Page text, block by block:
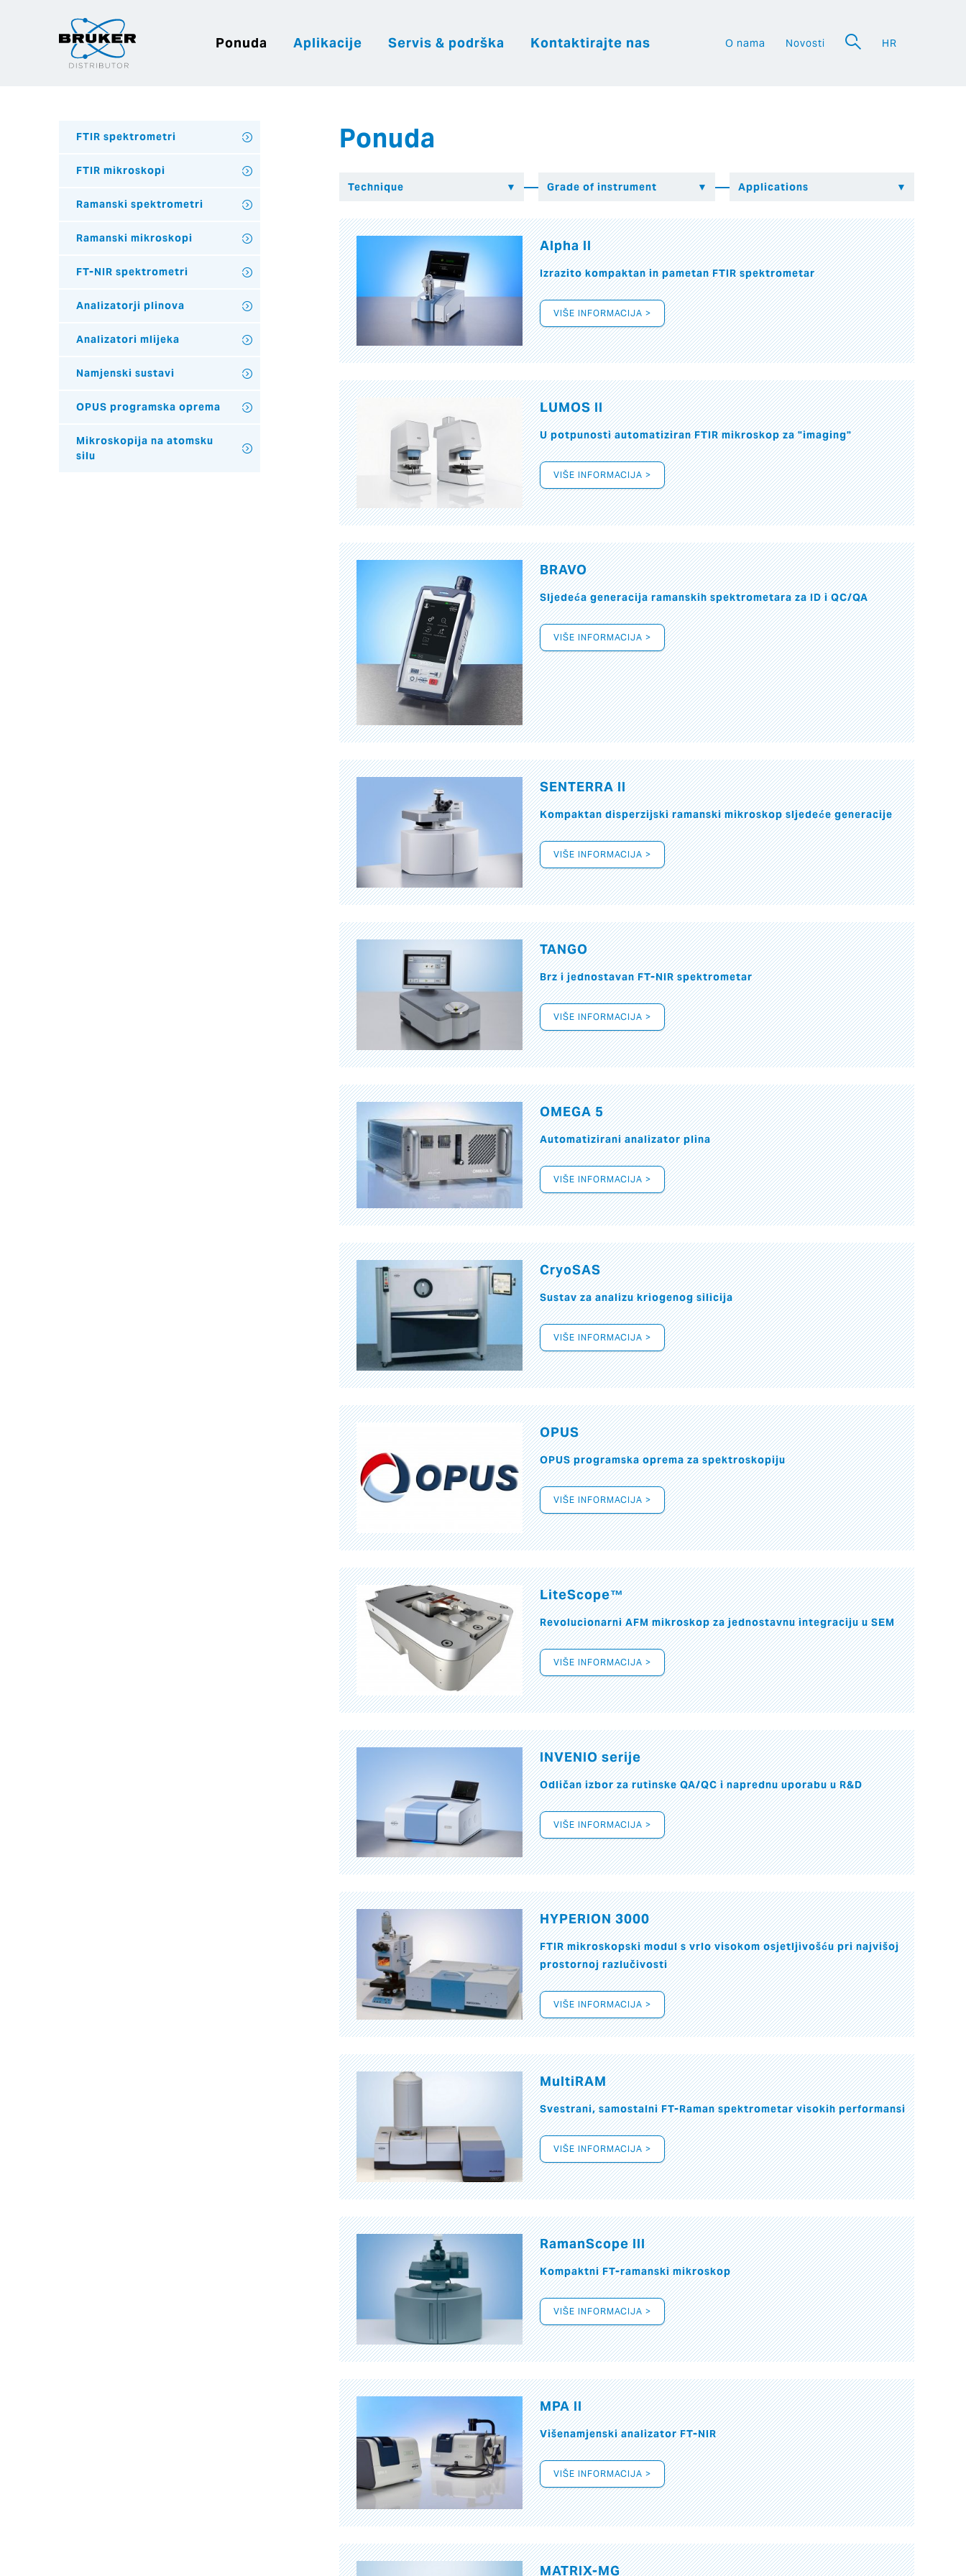
Ponuda Aplikacije Servis & podrška Kontaktirajte nas O nama Novosti HR
Ponuda
Alpha II
Izrazito kompaktan in pametan FTIR spektrometar
VIŠE INFORMACIJA >
LUMOS II
U potpunosti automatiziran FTIR mikroskop za "imaging"
VIŠE INFORMACIJA >
BRAVO
Sljedeća generacija ramanskih spektrometara za ID i QC/QA
VIŠE INFORMACIJA >
SENTERRA II
Kompaktan disperzijski ramanski mikroskop sljedeće generacije
VIŠE INFORMACIJA >
TANGO
Brz i jednostavan FT-NIR spektrometar
VIŠE INFORMACIJA >
OMEGA 5
Automatizirani analizator plina
VIŠE INFORMACIJA >
CryoSAS
Sustav za analizu kriogenog silicija
VIŠE INFORMACIJA >
OPUS
OPUS programska oprema za spektroskopiju
VIŠE INFORMACIJA >
LiteScope™
Revolucionarni AFM mikroskop za jednostavnu integraciju u SEM
VIŠE INFORMACIJA >
INVENIO serije
Odličan izbor za rutinske QA/QC i naprednu uporabu u R&D
VIŠE INFORMACIJA >
HYPERION 3000
FTIR mikroskopski modul s vrlo visokom osjetljivošću pri najvišoj
prostornoj razlučivosti
VIŠE INFORMACIJA >
MultiRAM
Svestrani, samostalni FT-Raman spektrometar visokih performansi
VIŠE INFORMACIJA >
RamanScope III
Kompaktni FT-ramanski mikroskop
VIŠE INFORMACIJA >
MPA II
Višenamjenski analizator FT-NIR
VIŠE INFORMACIJA >
MATRIX-MG
FTIR spektrometri
FTIR mikroskopi
Ramanski spektrometri
Ramanski mikroskopi
FT-NIR spektrometri
Analizatorji plinova
Analizatori mlijeka
Namjenski sustavi
OPUS programska oprema
Mikroskopija na atomsku
silu